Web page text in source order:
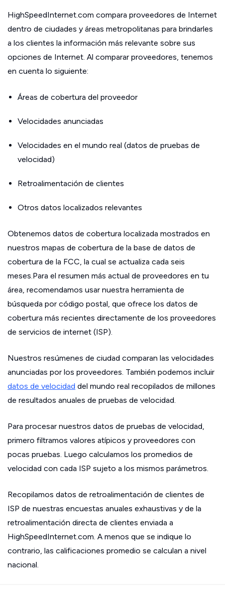
HighSpeedInternet.com compara proveedores de Internet
dentro de ciudades y áreas metropolitanas para brindarles
a los clientes la información más relevante sobre sus
opciones de Internet. Al comparar proveedores, tenemos
en cuenta lo siguiente:
Áreas de cobertura del proveedor
Velocidades anunciadas
Velocidades en el mundo real (datos de pruebas de
velocidad)
Retroalimentación de clientes
Otros datos localizados relevantes
Obtenemos datos de cobertura localizada mostrados en
nuestros mapas de cobertura de la base de datos de
cobertura de la FCC, la cual se actualiza cada seis
meses.Para el resumen más actual de proveedores en tu
área, recomendamos usar nuestra herramienta de
búsqueda por código postal, que ofrece los datos de
cobertura más recientes directamente de los proveedores
de servicios de internet (ISP).
Nuestros resúmenes de ciudad comparan las velocidades
anunciadas por los proveedores. También podemos incluir
datos de velocidad del mundo real recopilados de millones
de resultados anuales de pruebas de velocidad.
Para procesar nuestros datos de pruebas de velocidad,
primero filtramos valores atípicos y proveedores con
pocas pruebas. Luego calculamos los promedios de
velocidad con cada ISP sujeto a los mismos parámetros.
Recopilamos datos de retroalimentación de clientes de
ISP de nuestras encuestas anuales exhaustivas y de la
retroalimentación directa de clientes enviada a
HighSpeedInternet.com. A menos que se indique lo
contrario, las calificaciones promedio se calculan a nivel
nacional.